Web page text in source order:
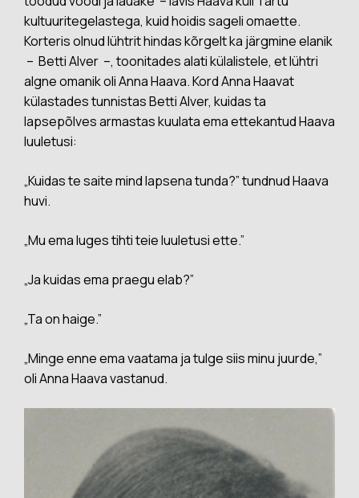
kultuuritegelastega, kuid hoidis sageli omaette.
Korteris olnud lühtrit hindas kõrgelt ka järgmine elanik
– Betti Alver –, toonitades alati külalistele, et lühtri
algne omanik oli Anna Haava. Kord Anna Haavat
külastades tunnistas Betti Alver, kuidas ta
lapsepõlves armastas kuulata ema ettekantud Haava
luuletusi:
„Kuidas te saite mind lapsena tunda?” tundnud Haava
huvi.
„Mu ema luges tihti teie luuletusi ette.”
„Ja kuidas ema praegu elab?”
„Ta on haige.”
„Minge enne ema vaatama ja tulge siis minu juurde,”
oli Anna Haava vastanud.